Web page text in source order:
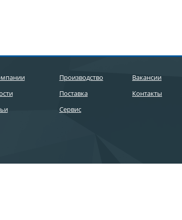
Производство
Поставка
Сервис
Вакансии
Контакты